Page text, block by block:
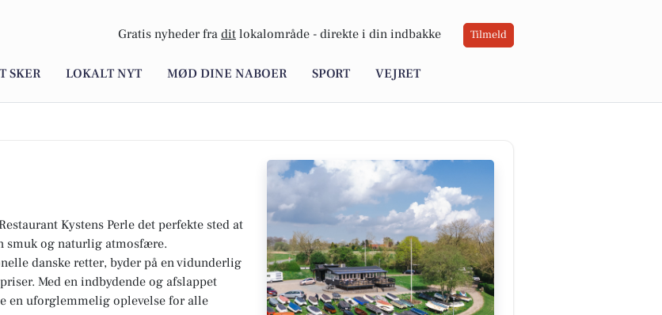
Gratis nyheder fra dit lokalområde - direkte i din indbakke Tilmeld
SKER LOKALT NYT MØD DINE NABOER SPORT VEJRET
Kystens Perle det perfekte sted at
smuk og naturlig atmosfære.
danske retter, byder på en vidunderlig
Med en indbydende og afslappet
en uforglemmelig oplevelse for alle